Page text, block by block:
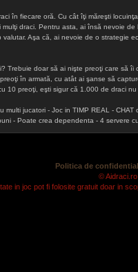
în fiecare oră. Cu cât îţi măreşti
draci. Pentru asta, ai însă nevoie
Aşa că, ai nevoie de o strategie
Trebuie doar să ai nişte preoţi care să
în armată, cu atât ai şanse să
10 preoţi, eşti sigur că 1.000 de draci
multi jucatori - Joc in TIMP REAL -
- Poate crea dependenta - 4 servere
Politica de
©
in joc pot fi folosite gratuit doar in